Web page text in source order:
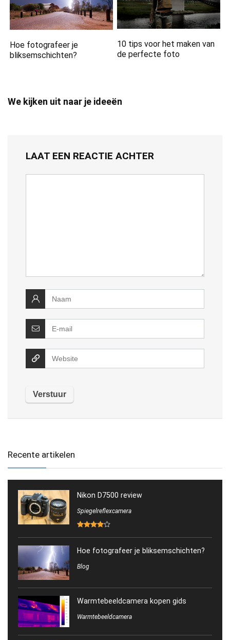
Hoe fotografeer je
bliksemschichten?
10 tips voor het maken van
de perfecte foto
We kijken uit naar je ideeën
LAAT EEN REACTIE ACHTER
Recente artikelen
Nikon D7500 review
Spiegelreflexcamera
Hoe fotografeer je bliksemschichten?
Blog
Warmtebeeldcamera kopen gids
Warmtebeeldcamera